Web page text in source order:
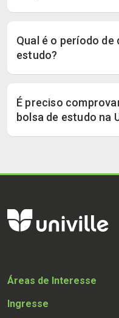
Qual é o período de
estudo?
É preciso
bolsa de estudo na
Áreas de Interesse
Ingresse